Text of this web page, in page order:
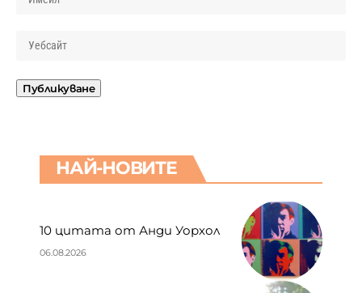
НАЙ-НОВИТЕ
10 цитата от Анди Уорхол
06.08.2026